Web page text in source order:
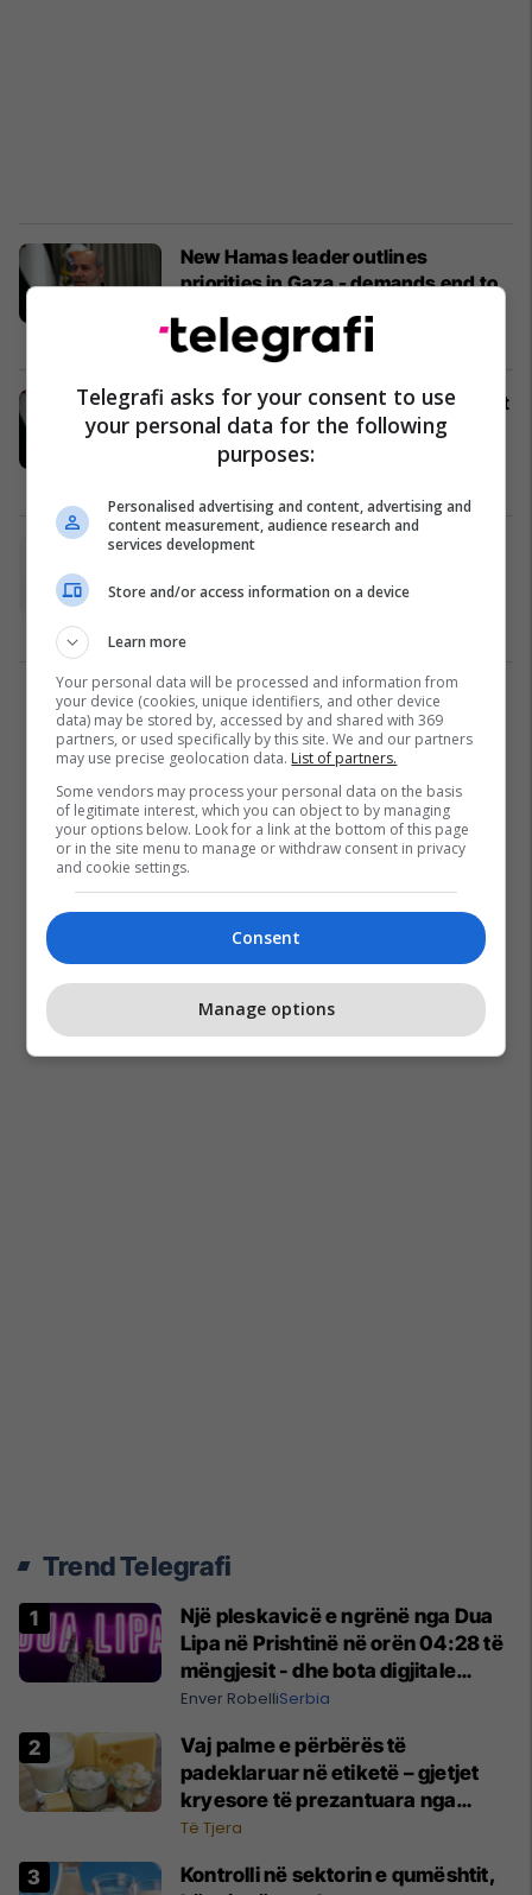
New Hamas leader outlines
priorities in Gaza - demands end to
World 22/07/2026
Kreu i ri i Hamasit paraqet prioritetet
në Gaza - kërkon përfundimin e
luftës me Izraelin
Erdogan: The Srebrenica tragedy is
international community has
1
Trend Telegrafi
Një pleskavicë e ngrënë nga Dua
Lipa në Prishtinë në orën 04:28 të
mëngjesit - dhe bota digjitale
serbe shpall gjendjen e luftës
Enver RobelliSerbia
Vaj palme e përbërës të
padeklaruar në etiketë – gjetjet
kryesore të prezantuara nga
AUV-i pas kontrollit në sektorin e
Të Tjera
Kontrolli në sektorin e qumështit,
Telegrafi asks for your consent to use
your personal data for the following
purposes:
Personalised advertising and content, advertising and
content measurement, audience research and
services development
Store and/or access information on a device
Learn more
Your personal data will be processed and information from
your device (cookies, unique identifiers, and other device
data) may be stored by, accessed by and shared with 369
partners, or used specifically by this site. We and our partners
may use precise geolocation data. List of partners.
Some vendors may process your personal data on the basis
of legitimate interest, which you can object to by managing
your options below. Look for a link at the bottom of this page
or in the site menu to manage or withdraw consent in privacy
and cookie settings.
Consent
Manage options